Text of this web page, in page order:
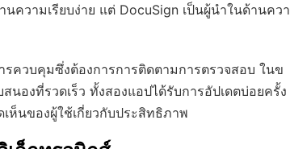
ความเรียบง่าย แต่ DocuSign เป็นผู้นำในด้านควา
ควบคุมซึ่งต้องการการติดตามการตรวจสอบ ในข
องที่รวดเร็ว ทั้งสองแอปได้รับการอัปเดตบ่อยครั้ง
ห็นของผู้ใช้เกี่ยวกับประสิทธิภาพ